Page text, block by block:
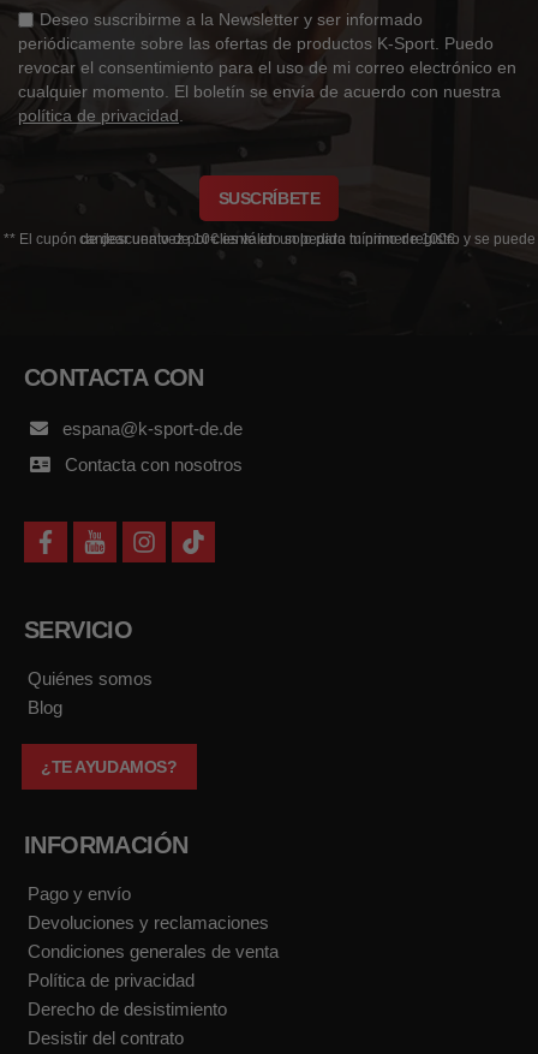
Deseo suscribirme a la Newsletter y ser informado
periódicamente sobre las ofertas de productos K-Sport. Puedo
revocar el consentimiento para el uso de mi correo electrónico en
cualquier momento. El boletín se envía de acuerdo con nuestra
política de privacidad
SUSCRÍBETE
** El cupón de descuento de 10€ es válido solo para tu primer registro y se puede canjear una vez por cliente en un pedido mínimo de 100€.
CONTACTA CON
espana@k-sport-de.de
Contacta con nosotros
f
a
b
o
k
y
o
u
b
i
n
m
t
i
SERVICIO
Quiénes somos
Blog
¿TE AYUDAMOS?
INFORMACIÓN
Pago y envío
Devoluciones y reclamaciones
Condiciones generales de venta
Política de privacidad
Derecho de desistimiento
Desistir del contrato